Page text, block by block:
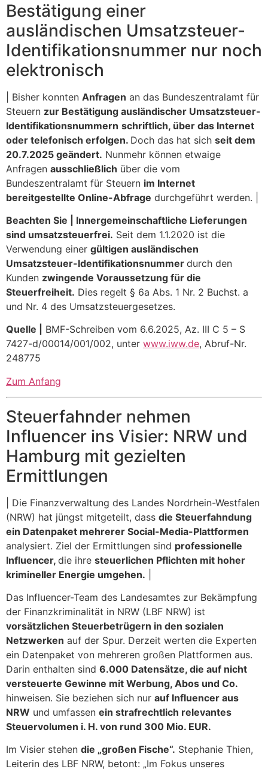
Bestätigung einer
ausländischen Umsatzsteuer-
Identifikationsnummer nur noch
elektronisch
| Bisher konnten Anfragen an das Bundeszentralamt für
Steuern zur Bestätigung ausländischer Umsatzsteuer-
Identifikationsnummern schriftlich, über das Internet
oder telefonisch erfolgen. Doch das hat sich seit dem
20.7.2025 geändert. Nunmehr können etwaige
Anfragen ausschließlich über die vom
Bundeszentralamt für Steuern im Internet
bereitgestellte Online-Abfrage durchgeführt werden. |
Beachten Sie | Innergemeinschaftliche Lieferungen
sind umsatzsteuerfrei. Seit dem 1.1.2020 ist die
Verwendung einer gültigen ausländischen
Umsatzsteuer-Identifikationsnummer durch den
Kunden zwingende Voraussetzung für die
Steuerfreiheit. Dies regelt § 6a Abs. 1 Nr. 2 Buchst. a
und Nr. 4 des Umsatzsteuergesetzes.
Quelle |
BMF-Schreiben vom 6.6.2025, Az. III C 5 – S
7427-d/00014/001/002, unter www.iww.de, Abruf-Nr.
248775
Zum Anfang
Steuerfahnder nehmen
Influencer ins Visier: NRW und
Hamburg mit gezielten
Ermittlungen
| Die Finanzverwaltung des Landes Nordrhein-Westfalen
(NRW) hat jüngst mitgeteilt, dass die Steuerfahndung
ein Datenpaket mehrerer Social-Media-Plattformen
analysiert. Ziel der Ermittlungen sind professionelle
Influencer, die ihre steuerlichen Pflichten mit hoher
krimineller Energie umgehen.
Das Influencer-Team des Landesamtes zur Bekämpfung
der Finanzkriminalität in NRW (LBF NRW) ist
vorsätzlichen Steuerbetrügern in den sozialen
Netzwerken auf der Spur. Derzeit werten die Experten
ein Datenpaket von mehreren großen Plattformen aus.
Darin enthalten sind 6.000 Datensätze, die auf nicht
versteuerte Gewinne mit Werbung, Abos und Co.
hinweisen. Sie beziehen sich nur auf Influencer aus
NRW und umfassen ein strafrechtlich relevantes
Steuervolumen i. H. von rund 300 Mio. EUR.
Im Visier stehen die „großen Fische“. Stephanie Thien,
Leiterin des LBF NRW, betont: „Im Fokus unseres